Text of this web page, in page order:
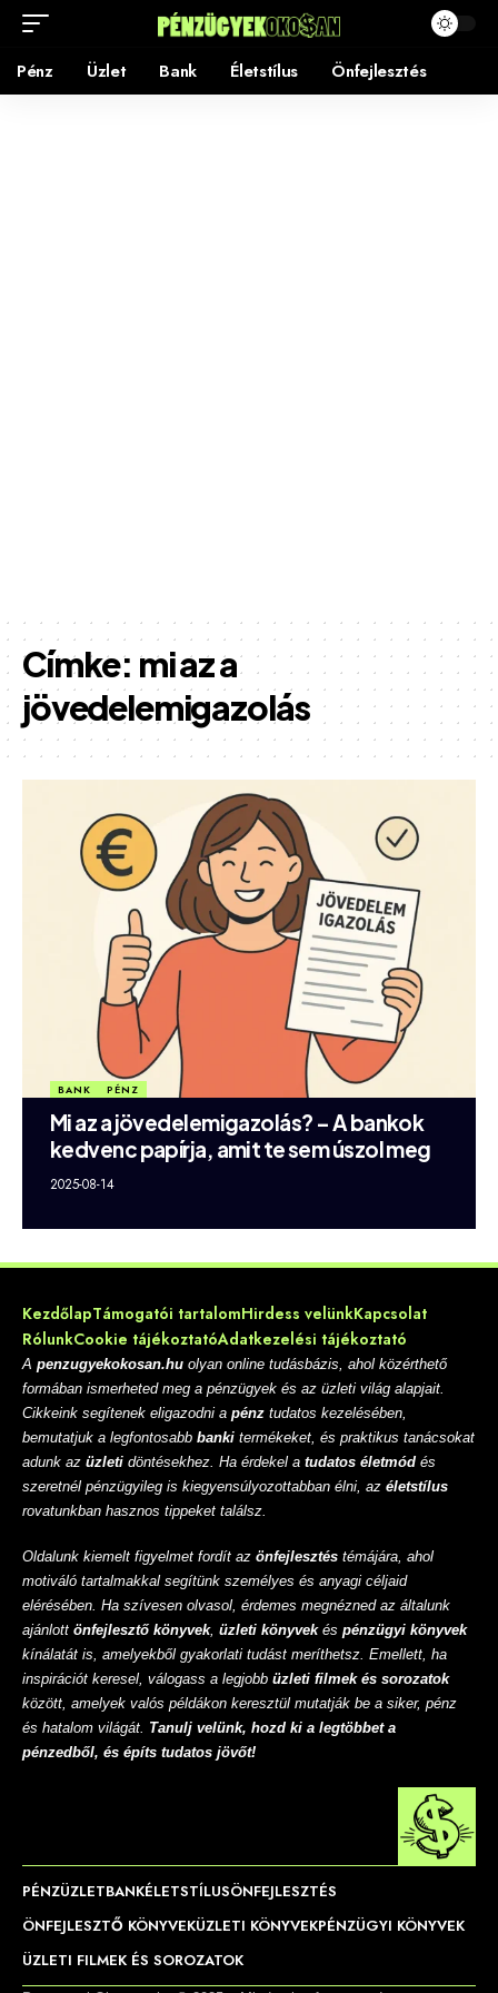
Pénz Üzlet Bank Életstílus Önfejlesztés
Címke: mi az a
jövedelemigazolás
BANK PÉNZ
Mi az a jövedelemigazolás? – A bankok
kedvenc papírja, amit te sem úszol meg
2025-08-14
KezdőlapTámogatói tartalomHirdess velünkKapcsolat
RólunkCookie tájékoztatóAdatkezelési tájékoztató
A penzugyekokosan.hu olyan online tudásbázis, ahol közérthető
formában ismerheted meg a pénzügyek és az üzleti világ alapjait.
Cikkeink segítenek eligazodni a pénz tudatos kezelésében,
bemutatjuk a legfontosabb banki termékeket, és praktikus tanácsokat
adunk az üzleti döntésekhez. Ha érdekel a tudatos életmód és
szeretnél pénzügyileg is kiegyensúlyozottabban élni, az életstílus
rovatunkban hasznos tippeket találsz.
Oldalunk kiemelt figyelmet fordít az önfejlesztés témájára, ahol
motiváló tartalmakkal segítünk személyes és anyagi céljaid
elérésében. Ha szívesen olvasol, érdemes megnézned az általunk
ajánlott önfejlesztő könyvek, üzleti könyvekés pénzügyi könyvek
kínálatát is, amelyekből gyakorlati tudást meríthetsz. Emellett, ha
inspirációt keresel, válogass a legjobb üzleti filmek és sorozatok
között, amelyek valós példákon keresztül mutatják be a siker, pénz
és hatalom világát. Tanulj velünk, hozd ki a legtöbbet a
pénzedből, és építs tudatos jövőt!
PÉNZÜZLETBANKÉLETSTÍLUSÖNFEJLESZTÉS
ÖNFEJLESZTŐ KÖNYVEKÜZLETI KÖNYVEKPÉNZÜGYI KÖNYVEK
ÜZLETI FILMEK ÉS SOROZATOK